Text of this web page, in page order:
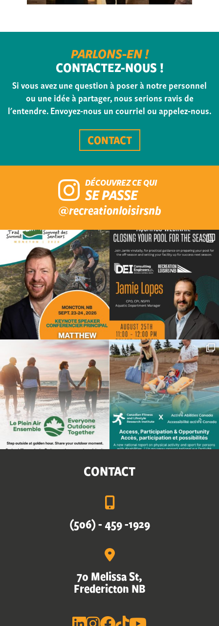
PARLONS-EN !
CONTACTEZ-NOUS !
Si vous avez une question à poser à notre personnel
ou une idée à partager, nous serions ravis de
l'entendre. Envoyez-nous un courriel ou appelez-nous.
CONTACT
DÉCOUVREZ CE QUI
SE PASSE
@recreationloisirsnb
CONTACT
(506) - 459 -1929
70 Melissa St,
Fredericton NB